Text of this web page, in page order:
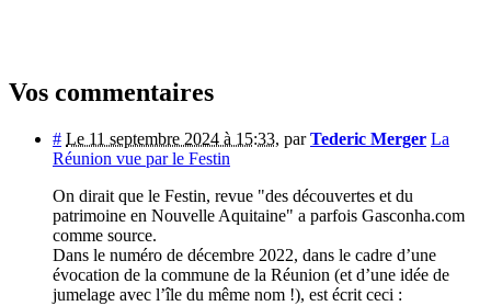
Vos commentaires
# Le 11 septembre 2024 à 15:33, parTederic Merger La
Réunion vue par le Festin
On dirait que le Festin, revue "des découvertes et du
patrimoine en Nouvelle Aquitaine" a parfois Gasconha.com
comme source.
Dans le numéro de décembre 2022, dans le cadre d’une
évocation de la commune de la Réunion (et d’une idée de
jumelage avec l’île du même nom !), est écrit ceci :